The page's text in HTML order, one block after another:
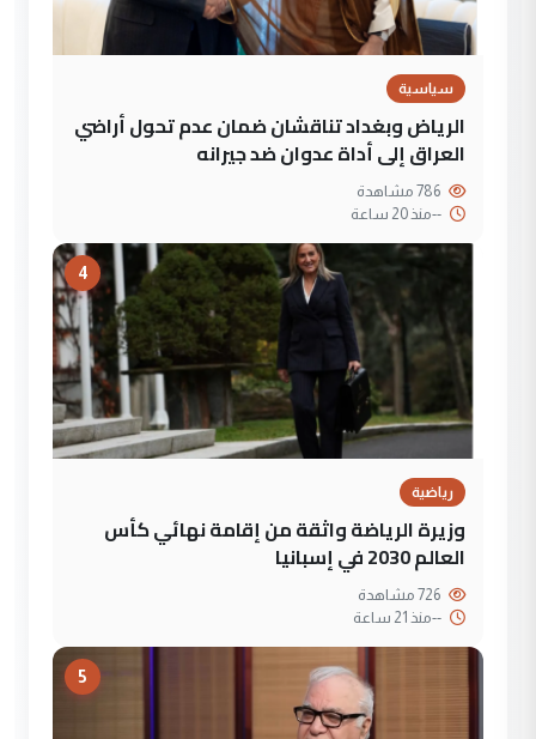
سياسية
الرياض وبغداد تناقشان ضمان عدم تحول أراضي
العراق إلى أداة عدوان ضد جيرانه
--منذ 20 ساعة
4
رياضية
وزيرة الرياضة واثقة من إقامة نهائي كأس
العالم 2030 في إسبانيا
--منذ 21 ساعة
5